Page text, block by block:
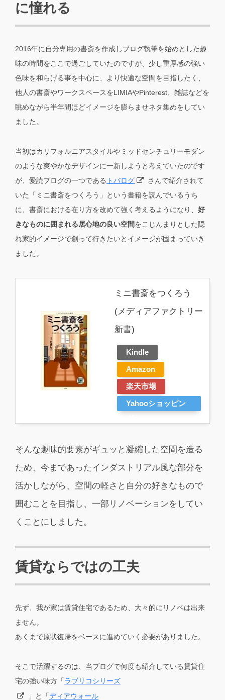
に憧れる
2016年に自分専用の書斎を作成しブログ執筆を始めとした趣
味の時間をここで過ごしていたのですが、少し重厚感の強い
色味を和らげる事を中心に、より快適な空間を目指したく、
他人の書斎やワークスペースをLIMIAやPinterest、雑誌などを
眺めながら半年間ほどイメージを膨らませネタ集めをしてい
ました。
当初はカリフォルニアスタイルやミッドセンチュリーモダン
のような爽やかなデザインに一新しようと考えていたのです
が、愛読ブログの一つである トバログ
さんで紹介されて
いた「ミニ書斎をつくろう」という書籍を読んでいるうち
に、書斎における在り方を改めて強く考えるようになり、 好
きなものに囲まれる居心地の良い空間をこじんまりとした隠
れ家的イメージで創って行きたいとイメージが固まっていき
ました。
ミニ書斎をつくろう
(メディアファクトリー
新書)
Kindle
Amazon
楽天市場
Yahooショッピン
そんな趣味的要素がギュッと凝縮した空間を造る
ため、今まであったインダストリアル風な部分を
活かしながら、空間の軽さと自分の好きなもので
囲むことを目指し、一部リノベーションをしてい
くことにしました。
賃貸ならではの工夫
先ず、我が家は賃貸住宅であるため、大々的にリノベは出来
ません。
あくまで原状復帰をベースに進めていく必要がありました。
そこで活躍するのは、当ブログで何度も紹介している賃貸住
宅の強い味方「ラブリコシリーズ
」と「ディアウォール